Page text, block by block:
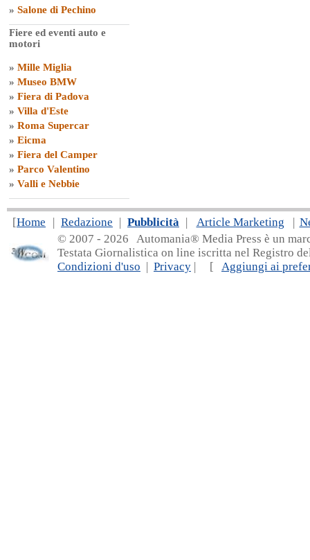
» Salone di Pechino
Fiere ed eventi auto e
motori
» Mille Miglia
» Museo BMW
» Fiera di Padova
» Villa d'Este
» Roma Supercar
» Eicma
» Fiera del Camper
» Parco Valentino
» Valli e Nebbie
[Home | Redazione | Pubblicità | Article Marketing |
© 2007 - 2026 Automania® Media Press è un
Testata Giornalistica on line iscritta nel Registro
Condizioni d'uso | Privacy | [ Aggiungi ai